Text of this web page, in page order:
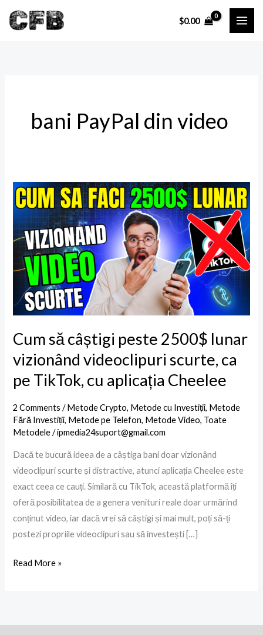
$0.00
bani PayPal din video
Cum să câștigi peste 2500$ lunar
vizionând videoclipuri scurte, ca
pe TikTok, cu aplicația Cheelee
2 Comments /Metode Crypto, Metode cu Investiții, Metode
Fără Investiții, Metode pe Telefon, Metode Video, Toate
Metodele/ipmedia24suport@gmail.com
Dacă te bucură ideea de a câștiga bani doar vizionând
videoclipuri scurte și distractive, atunci aplicația Cheelee este
exact ceea ce cauți. Similară cu TikTok, această platformă îți
oferă posibilitatea de a genera venituri reale doar urmărind
conținut video, iar dacă vrei să câștigi și mai mult, poți să-ți
postezi propriile videoclipuri sau să investești […]
Cum
să
câștigi
peste
2500$
lunar
vizionând
videoclipuri
scurte,
ca
pe
TikTok,
cu
Cheelee
Read More »